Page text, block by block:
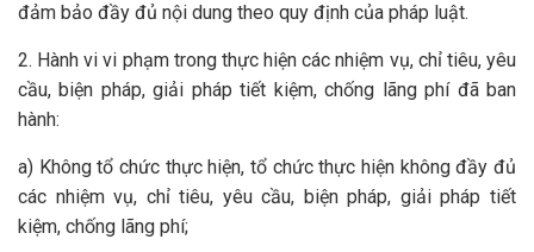
đảm bảo đầy đủ nội dung theo quy định của pháp luật.
2. Hành vi vi phạm trong thực hiện các nhiệm vụ, chỉ tiêu, yêu
cầu, biện pháp, giải pháp tiết kiệm, chống lãng phí đã ban
hành:
a) Không tổ chức thực hiện, tổ chức thực hiện không đầy đủ
các nhiệm vụ, chỉ tiêu, yêu cầu, biện pháp, giải pháp tiết
kiệm, chống lãng phí;